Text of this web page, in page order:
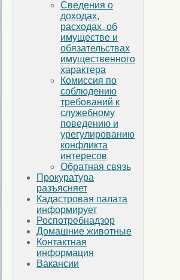
Сведения о
доходах,
расходах, об
имуществе и
обязательствах
имущественного
характера
Комиссия по
соблюдению
требований к
служебному
поведению и
урегулированию
конфликта
интересов
Обратная связь
Прокуратура
разъясняет
Кадастровая палата
информирует
Роспотребнадзор
Домашние животные
Контактная
информация
Вакансии